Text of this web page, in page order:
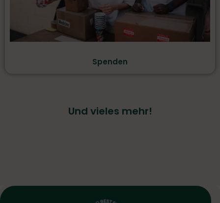
Spenden
Und vieles mehr!